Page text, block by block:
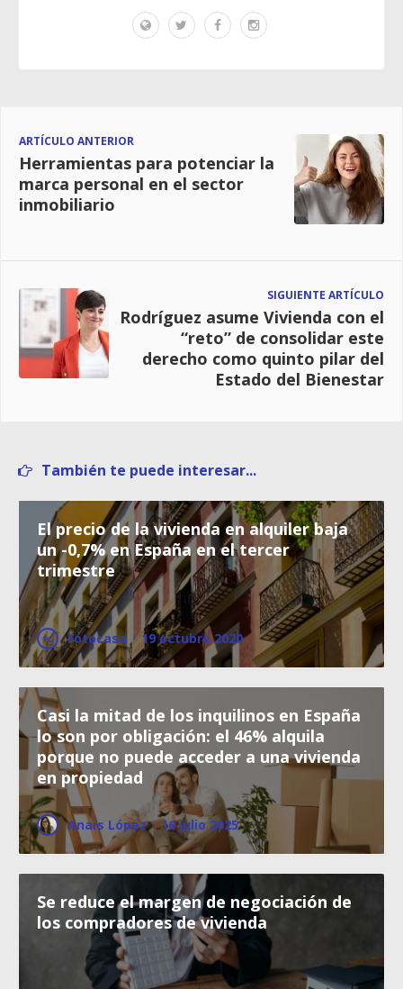
ARTÍCULO ANTERIOR
Herramientas para potenciar la
marca personal en el sector
inmobiliario
SIGUIENTE ARTÍCULO
Rodríguez asume Vivienda con el
“reto” de consolidar este
derecho como quinto pilar del
Estado del Bienestar
También te puede interesar...
El precio de la vivienda en alquiler baja
un -0,7% en España en el tercer
trimestre
Fotocasa · 19 octubre 2020
Casi la mitad de los inquilinos en España
lo son por obligación: el 46% alquila
porque no puede acceder a una vivienda
en propiedad
Anaïs López · 16 julio 2025
Se reduce el margen de negociación de
los compradores de vivienda